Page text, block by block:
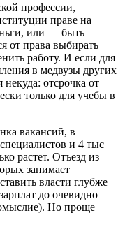
профессии,
праве на
или — быть
от права выбирать
работу. И если для
в медвузы других
отсрочка от
только для учебы в
вакансий, в
и 4 тыс
растет. Отъезд из
занимает
власти глубже
до очевидно
Но проще